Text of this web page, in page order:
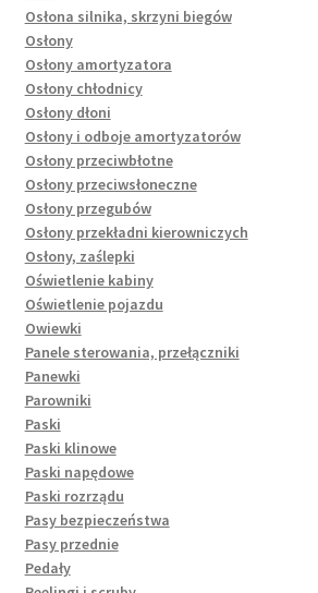
Osłona silnika, skrzyni biegów
Osłony
Osłony amortyzatora
Osłony chłodnicy
Osłony dłoni
Osłony i odboje amortyzatorów
Osłony przeciwbłotne
Osłony przeciwsłoneczne
Osłony przegubów
Osłony przekładni kierowniczych
Osłony, zaślepki
Oświetlenie kabiny
Oświetlenie pojazdu
Owiewki
Panele sterowania, przełączniki
Panewki
Parowniki
Paski
Paski klinowe
Paski napędowe
Paski rozrządu
Pasy bezpieczeństwa
Pasy przednie
Pedały